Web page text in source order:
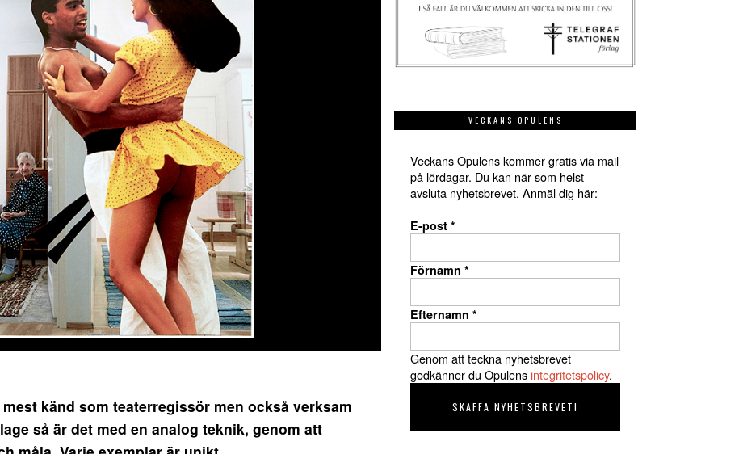
känd som teaterregissör men också verksam
så är det med en analog teknik, genom att
VECKANS OPULENS
Veckans Opulens kommer gratis via mail
på lördagar. Du kan när som helst
avsluta nyhetsbrevet. Anmäl dig här:
E-post *
Förnamn *
Efternamn *
Genom att teckna nyhetsbrevet
godkänner du Opulensintegritetspolicy.